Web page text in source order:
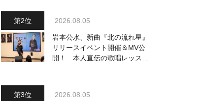
2026.08.05
岩本公水、新曲『北の流れ星』
リリースイベント開催＆MV公
開！ 本人直伝の歌唱レッスン
2026.08.05